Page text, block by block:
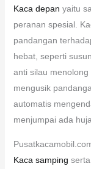
Kaca depan yaitu
peranan spesial.
pandangan
hebat, seperti
anti silau
mengusik
automatis
menjumpai ada
Kaca samping